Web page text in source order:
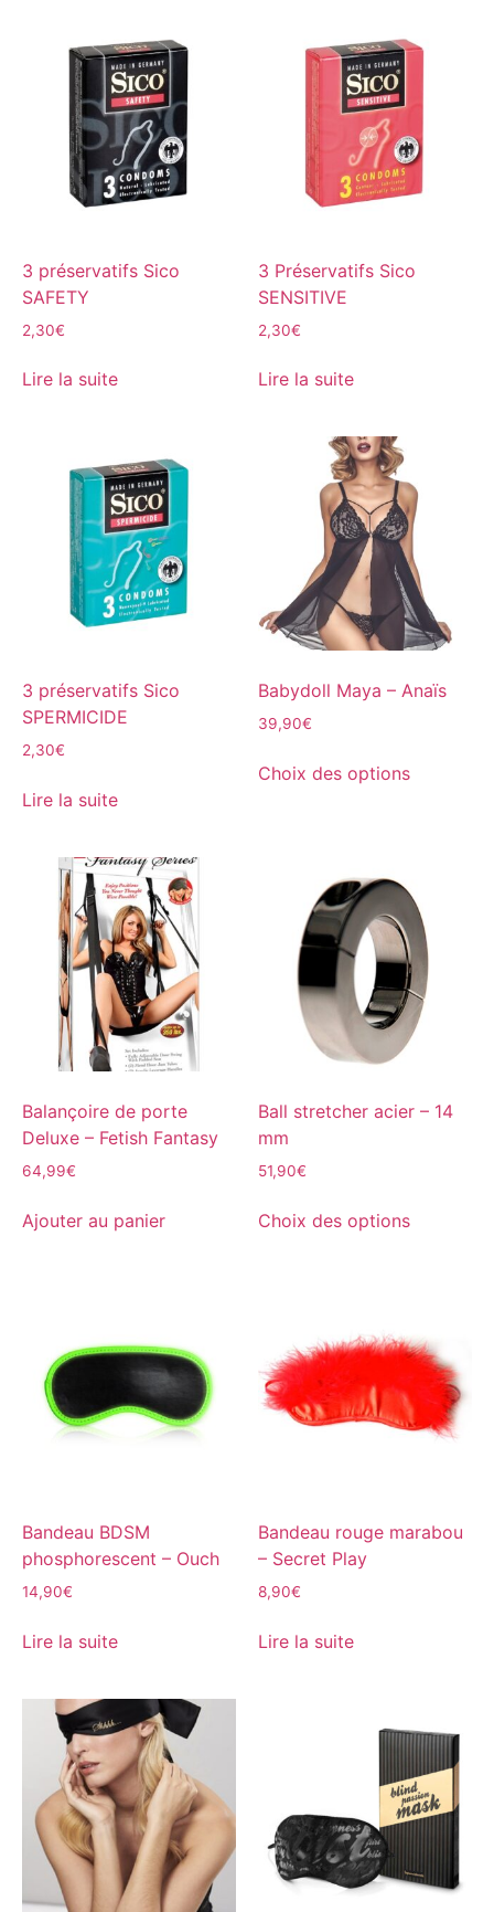
3 préservatifs Sico
SAFETY
2,30€
Lire la suite
3 Préservatifs Sico
SENSITIVE
2,30€
Lire la suite
3 préservatifs Sico
SPERMICIDE
2,30€
Lire la suite
Babydoll Maya – Anaïs
39,90€
Choix des options
Balançoire de porte
Deluxe – Fetish Fantasy
64,99€
Ajouter au panier
Ball stretcher acier – 14
mm
51,90€
Choix des options
Bandeau BDSM
phosphorescent – Ouch
14,90€
Lire la suite
Bandeau rouge marabou
– Secret Play
8,90€
Lire la suite